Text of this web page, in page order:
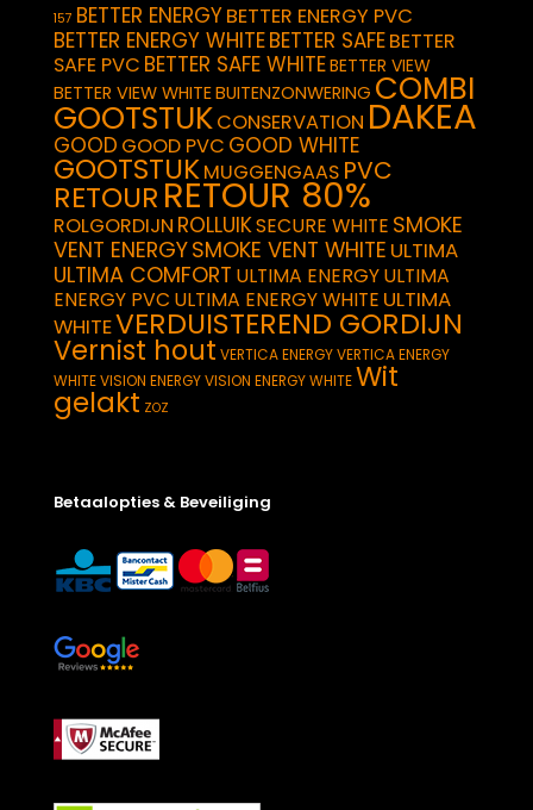
157 BETTER ENERGYBETTER ENERGY PVC
BETTER ENERGY WHITEBETTER SAFEBETTER
SAFE PVC BETTER SAFE WHITEBETTER VIEW
BETTER VIEW WHITEBUITENZONWERING COMBI
GOOTSTUKCONSERVATION DAKEA
GOOD GOOD PVC GOOD WHITE
GOOTSTUKMUGGENGAAS PVC
RETOUR RETOUR 80%
ROLGORDIJN ROLLUIKSECURE WHITE SMOKE
VENT ENERGYSMOKE VENT WHITE ULTIMA
ULTIMA COMFORT ULTIMA ENERGYULTIMA
ENERGY PVC ULTIMA ENERGY WHITE ULTIMA
WHITEVERDUISTEREND GORDIJN
Vernist hout VERTICA ENERGYVERTICA ENERGY
WHITEVISION ENERGYVISION ENERGY WHITEWit
gelakt ZOZ
Betaalopties & Beveiliging